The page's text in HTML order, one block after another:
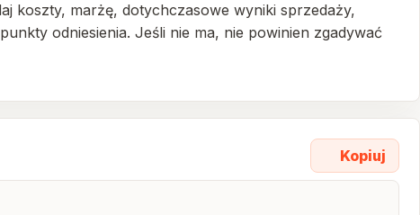
koszty, marżę, dotychczasowe wyniki sprzedaży,
odniesienia. Jeśli nie ma, nie powinien zgadywać
Kopiuj